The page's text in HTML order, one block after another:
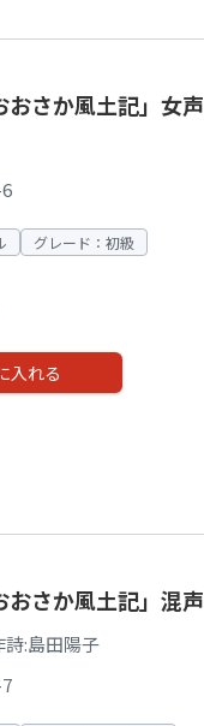
おさか風土記」
グレード：初級
入れる
おさか風土記」混
:島田陽子